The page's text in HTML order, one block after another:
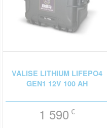
VALISE LITHIUM LIFEPO4
GEN1 12V 100 AH
1 590 €